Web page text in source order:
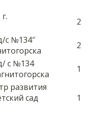
2
№134″
2
с №134
1
развития
сад
1